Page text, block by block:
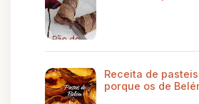
Receita de
porque os de